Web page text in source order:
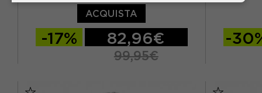
ACQUISTA
-17% 82,96€
99,95€
-